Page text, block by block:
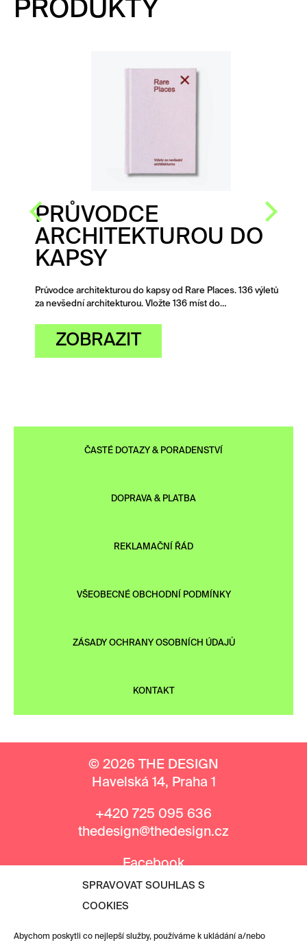
SPRAVOVAT SOUHLAS S
COOKIES
Abychom poskytli co nejlepší služby, používáme k ukládání a/nebo
PRODUKTY
PRŮVODCE
ARCHITEKTUROU DO
KAPSY
Průvodce architekturou do kapsy od Rare Places. 136 výletů
za nevšední architekturou. Vložte 136 míst do…
ZOBRAZIT
ČASTÉ DOTAZY & PORADENSTVÍ
DOPRAVA & PLATBA
REKLAMAČNÍ ŘÁD
VŠEOBECNÉ OBCHODNÍ PODMÍNKY
ZÁSADY OCHRANY OSOBNÍCH ÚDAJŮ
KONTAKT
© 2026 THE DESIGN
Havelská 14, Praha 1
+420 725 095 636
thedesign@thedesign.cz
Facebook
Instagram